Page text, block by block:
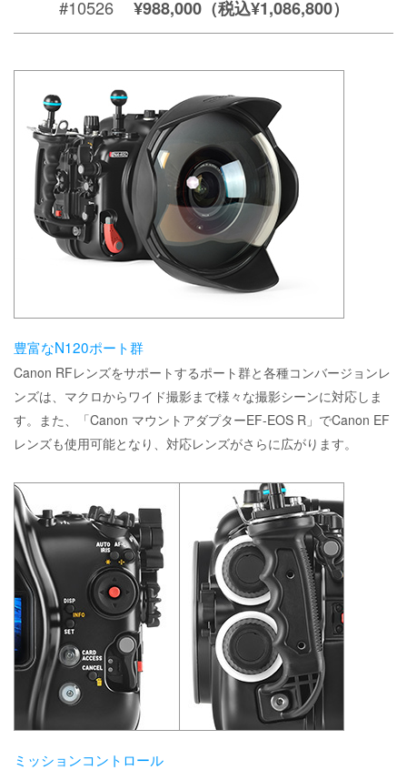
#10526 ¥988,000（税込¥1,086,800）
豊富なN120ポート群
Canon RFレンズをサポートするポート群と各種コンバージョンレ
ンズは、マクロからワイド撮影まで様々な撮影シーンに対応しま
す。また、「Canon マウントアダプターEF-EOS R」でCanon EF
レンズも使用可能となり、対応レンズがさらに広がります。
ミッションコントロール